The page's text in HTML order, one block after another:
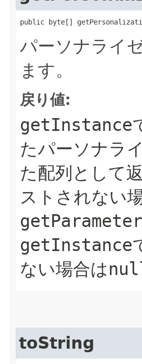
public byte[]
パーソナライ
ます。
戻り値:
getInstance
たパーソナラ
た配列として
ストされない
getInstance
ない場合は
toString